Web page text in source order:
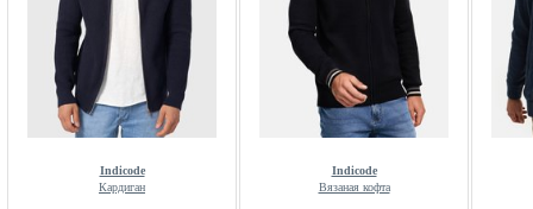
Indicode
Кардиган
Indicode
Вязаная кофта